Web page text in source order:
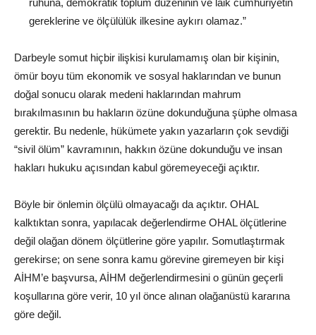
gereklerine ve ölçülülük ilkesine aykırı olamaz.”
Darbeyle somut hiçbir ilişkisi kurulamamış olan bir kişinin,
ömür boyu tüm ekonomik ve sosyal haklarından ve bunun
doğal sonucu olarak medeni haklarından mahrum
bırakılmasının bu hakların özüne dokunduğuna şüphe olmasa
gerektir. Bu nedenle, hükümete yakın yazarların çok sevdiği
“sivil ölüm” kavramının, hakkın özüne dokunduğu ve insan
hakları hukuku açısından kabul göremeyeceği açıktır.
Böyle bir önlemin ölçülü olmayacağı da açıktır. OHAL
kalktıktan sonra, yapılacak değerlendirme OHAL ölçütlerine
değil olağan dönem ölçütlerine göre yapılır. Somutlaştırmak
gerekirse; on sene sonra kamu görevine giremeyen bir kişi
AİHM’e başvursa, AİHM değerlendirmesini o günün geçerli
koşullarına göre verir, 10 yıl önce alınan olağanüstü kararına
göre değil.